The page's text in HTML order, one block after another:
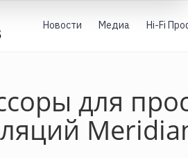
Новости Медиа Hi-Fi
для